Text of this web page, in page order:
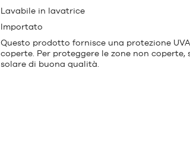
Lavabile in lavatrice
Importato
Questo prodotto fornisce una protezione
coperte. Per proteggere le zone non
solare di buona qualità.